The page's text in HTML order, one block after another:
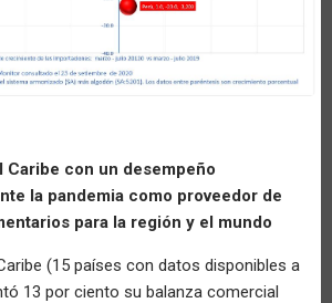
Caribe con un desempeño
la pandemia como proveedor de
para la región y el mundo
(15 países con datos disponibles a
13 por ciento su balanza comercial